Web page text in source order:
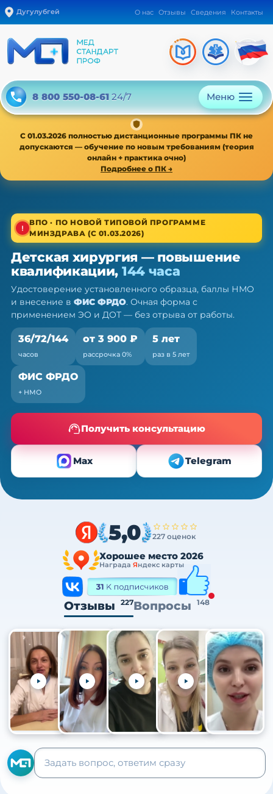
Дугулубгей О нас Отзывы Сведения Контакты
8 800 550-08-61 24/7 Меню
С 01.03.2026 полностью дистанционные программы ПК не
допускаются — обучение по новым требованиям (теория
онлайн + практика очно)
Подробнее о ПК →
Высшее звено · новая типовая программа
Детская хирургия — ПК, 36/72/144
ч
Очно (практика) + теория онлайн, без отрыва от
работы
ВПО · ПО НОВОЙ ТИПОВОЙ ПРОГРАММЕ
МИНЗДРАВА (С 01.03.2026)
Детская хирургия — повышение
квалификации, 144 часа
Удостоверение установленного образца, баллы НМО
и внесение в ФИС ФРДО. Очная форма с
применением ЭО и ДОТ — без отрыва от работы.
36/72/144
часов
от 3 900 ₽
рассрочка 0%
5 лет
раз в 5 лет
ФИС ФРДО
+ НМО
Получить консультацию
Max Telegram
5,0 227 оценок
Хорошее место 2026
Награда Яндекс карты
Отзывы 227Вопросы 148
+105